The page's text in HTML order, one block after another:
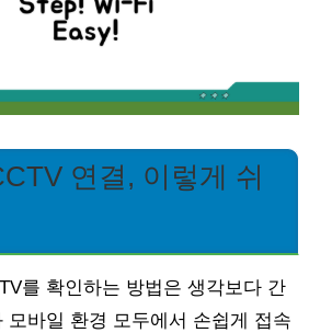
연결, 이렇게 쉬
를 확인하는 방법은 생각보다 간
모바일 환경 모두에서 손쉽게 접속